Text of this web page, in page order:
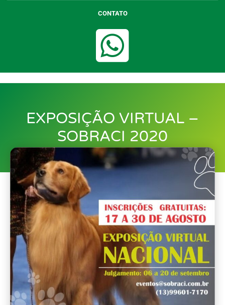
CONTATO
EXPOSIÇÃO VIRTUAL –
SOBRACI 2020